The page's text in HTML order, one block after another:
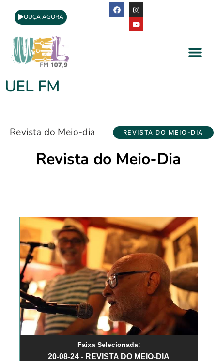
OUÇA AGORA
UEL FM
Revista do Meio-dia REVISTA DO MEIO-DIA
Revista do Meio-Dia
Faixa Selecionada:
20-08-24 - REVISTA DO MEIO-DIA